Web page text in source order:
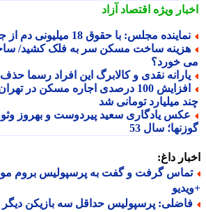
ویژهاقتصاد آزاد
مجلس: با حقوق 18 میلیونی دم از جوانی جمعیت نزنید!
ساخت مسکن سر به فلک کشید/ ساخت
خورد؟
نقدی و کالابرگ این افراد رسما حذف شد
افزایش 100 درصدی اجاره مسکن در
میلیارد تومانی شد
یادگاری سعید پیردوست و بهروز
سال 53
داغ:
گرفت و گفت به پرسپولیس بروم موفق
پرسپولیس حداقل سه بازیکن دیگر